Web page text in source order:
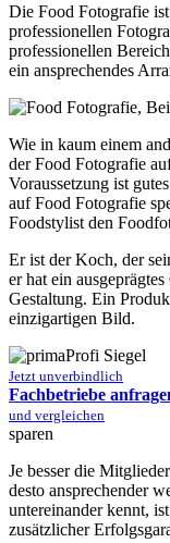
Die Food Fotografie
professionellen
professionellen
ein ansprechendes
Wie in kaum einem
der Food Fotografie
Voraussetzung ist
auf Food Fotografie
Foodstylist den
Er ist der Koch, der
er hat ein
Gestaltung. Ein
einzigartigen Bild.
Jetzt unverbindlich
Fachbetriebe
und vergleichen
sparen
Je besser die
desto ansprechender
untereinander kennt,
zusätzlicher